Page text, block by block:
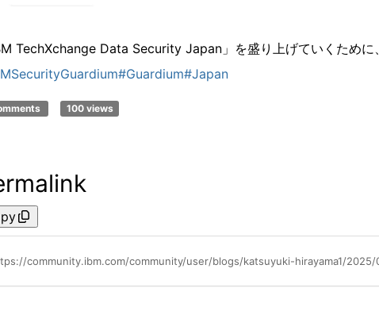
TechXchange Data Security Japan 」を盛り上げていくため
#Guardium#Japan
100 views
community.ibm.com/community/user/blogs/katsuyuki-hirayama1/2025/